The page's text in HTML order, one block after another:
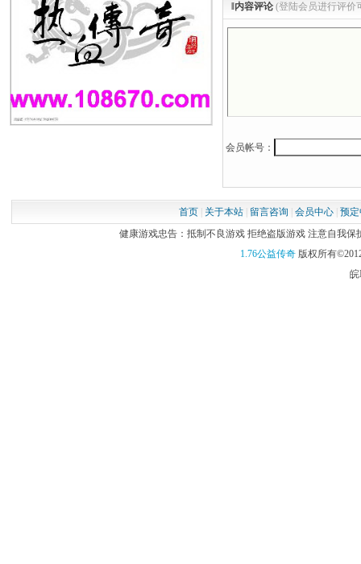
‖内容评论 (登陆会员进行评价
会员帐号：
首页| 关于本站| 留言咨询 会员中心| 预
健康游戏忠告：抵制不良游戏 拒绝盗版游戏 注意自我保
1.76公益传奇版权所有
皖